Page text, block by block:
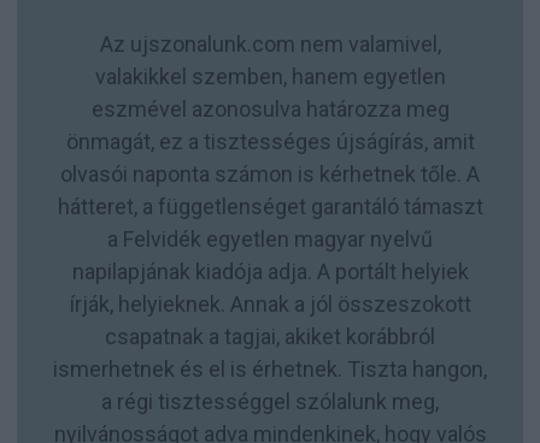
Az ujszonalunk.com nem valamivel,
valakikkel szemben, hanem egyetlen
eszmével azonosulva határozza meg
önmagát, ez a tisztességes újságírás, amit
olvasói naponta számon is kérhetnek tőle. A
hátteret, a függetlenséget garantáló támaszt
a Felvidék egyetlen magyar nyelvű
napilapjának kiadója adja. A portált helyiek
írják, helyieknek. Annak a jól összeszokott
csapatnak a tagjai, akiket korábbról
ismerhetnek és el is érhetnek. Tiszta hangon,
a régi tisztességgel szólalunk meg,
nyilvánosságot adva mindenkinek, hogy valós